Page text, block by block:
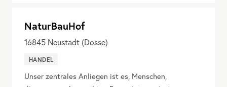
NaturBauHof
16845 Neustadt (Dosse)
HANDEL
Unser zentrales Anliegen ist es, Menschen,